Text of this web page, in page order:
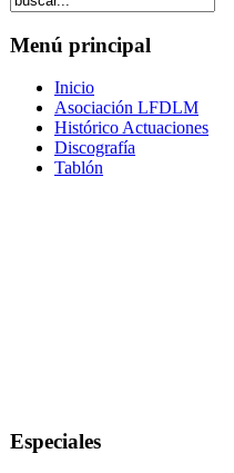
Menú principal
Inicio
Asociación LFDLM
Histórico Actuaciones
Discografía
Tablón
Especiales